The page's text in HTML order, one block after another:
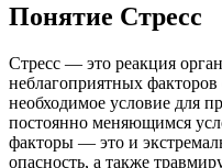
Понятие Стресс
Стресс — это реакция
неблагоприятных
необходимое условие для
постоянно меняющимся
факторы — это и
опасность, а также